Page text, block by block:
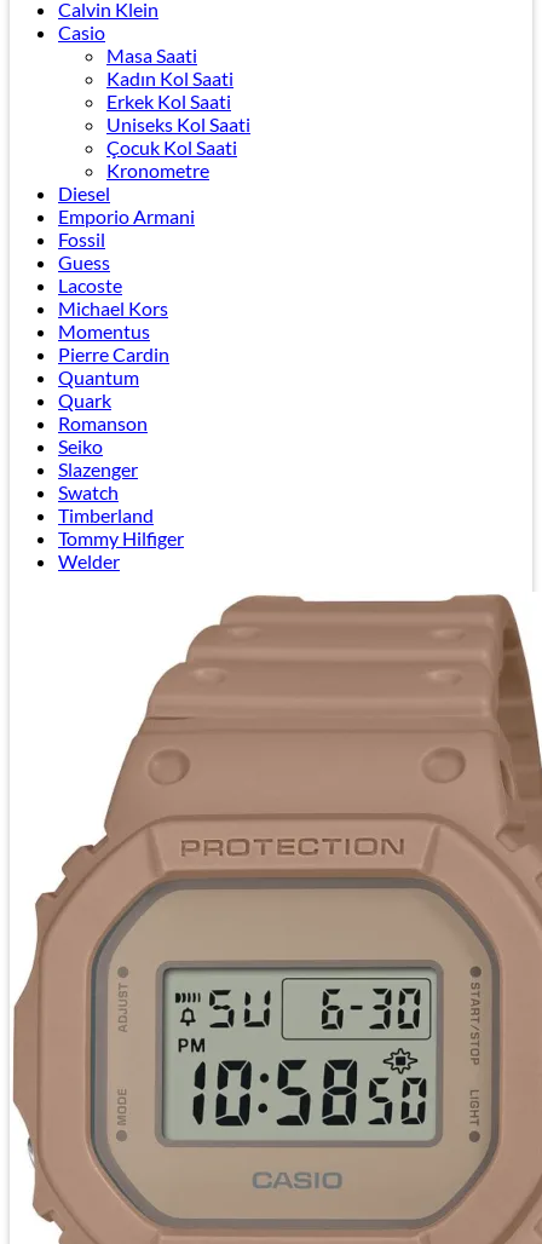
Calvin Klein
Casio
Masa Saati
Kadın Kol Saati
Erkek Kol Saati
Uniseks Kol Saati
Çocuk Kol Saati
Kronometre
Diesel
Emporio Armani
Fossil
Guess
Lacoste
Michael Kors
Momentus
Pierre Cardin
Quantum
Quark
Romanson
Seiko
Slazenger
Swatch
Timberland
Tommy Hilfiger
Welder